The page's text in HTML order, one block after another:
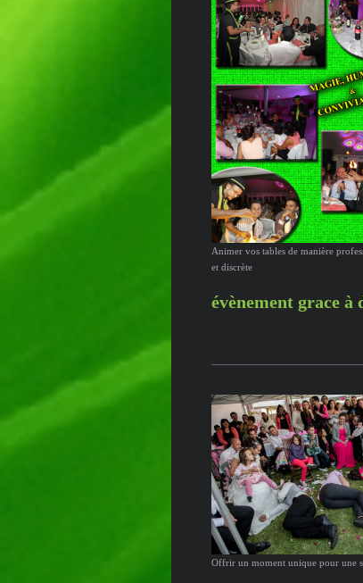
Animer vos tables de manière
et discrète
évènement grace à
et de ma
Offrir un moment unique pour une